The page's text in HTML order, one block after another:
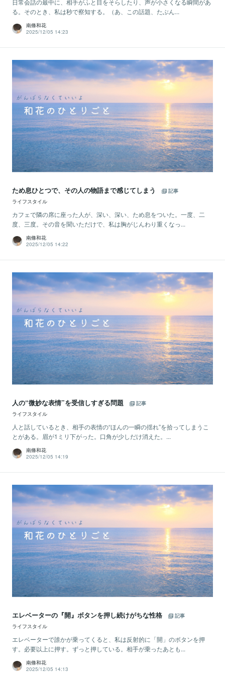
日常会話の最中に、相手がふと目をそらしたり、声が小さくなる瞬間があ
る。そのとき、私は秒で察知する。（あ、この話題、たぶん...
南條和花
2025/12/05 14:23
ため息ひとつで、その人の物語まで感じてしまう
記事
ライフスタイル
カフェで隣の席に座った人が、深い、深い、ため息をついた。一度、二
度、三度。その音を聞いただけで、私は胸がじんわり重くなっ...
南條和花
2025/12/05 14:22
人の“微妙な表情”を受信しすぎる問題
記事
ライフスタイル
人と話しているとき、相手の表情の“ほんの一瞬の揺れ”を拾ってしまうこ
とがある。眉が1ミリ下がった。口角が少しだけ消えた。...
南條和花
2025/12/05 14:19
エレベーターの『開』ボタンを押し続けがちな性格
記事
ライフスタイル
エレベーターで誰かが乗ってくると、私は反射的に「開」のボタンを押
す。必要以上に押す。ずっと押している。相手が乗ったあとも...
南條和花
2025/12/05 14:13